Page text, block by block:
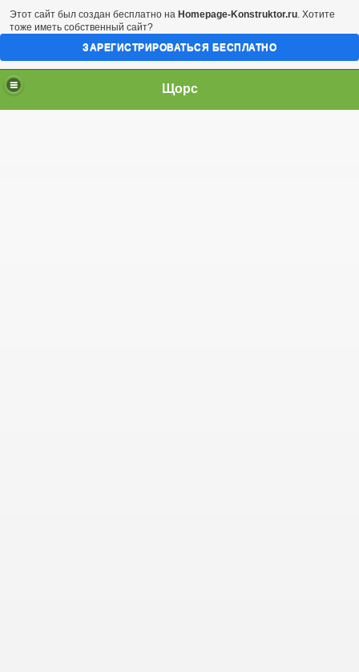
Щорс
Этот сайт был создан бесплатно на Homepage-Konstruktor.ru. Хотите
тоже иметь собственный сайт?
ЗАРЕГИСТРИРОВАТЬСЯ БЕСПЛАТНО